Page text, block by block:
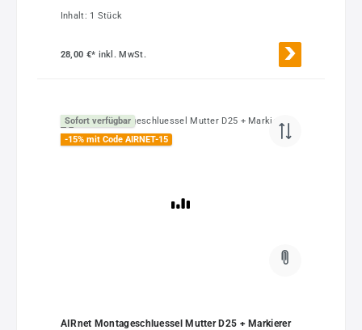
Inhalt: 1 Stück
28,00 €* inkl. MwSt.
Sofort verfügbar
-15% mit Code AIRNET-15
AIRnet Montageschluessel Mutter D25 + Markierer